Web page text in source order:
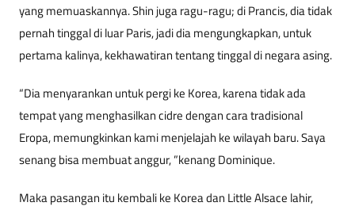
yang memuaskannya. Shin juga ragu-ragu; di Prancis, dia tidak
pernah tinggal di luar Paris, jadi dia mengungkapkan, untuk
pertama kalinya, kekhawatiran tentang tinggal di negara asing.
“Dia menyarankan untuk pergi ke Korea, karena tidak ada
tempat yang menghasilkan cidre dengan cara tradisional
Eropa, memungkinkan kami menjelajah ke wilayah baru. Saya
senang bisa membuat anggur, ”kenang Dominique.
Maka pasangan itu kembali ke Korea dan Little Alsace lahir,